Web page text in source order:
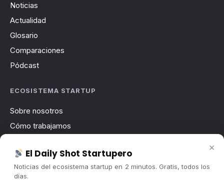
Noticias
Actualidad
Glosario
Comparaciones
Pódcast
ECOSISTEMA STARTUP
Sobre nosotros
Cómo trabajamos
Contacto
Publicidad
×
El Daily Shot Startupero
Noticias del ecosistema startup en 2 minutos. Gratis, todos los
días.